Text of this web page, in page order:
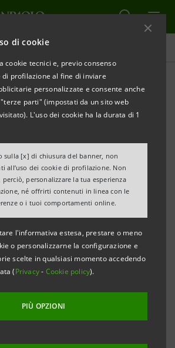
di cookie
cookie tecnici e, previo consenso
di profilazione al fine di inviare
personalizzate e consente anche
parti" (impostati da un sito web
L'uso dei cookie ha la durata di 1
sulla [x] di chiusura del banner, non
all’uso dei cookie di profilazione. Non
perciò, personalizzare la tua esperienza
né offrirti contenuti in linea con le
o i tuoi comportamenti online.
l'informativa estesa, prestare o meno
o personalizzarne la configurazione e
scelte in qualsiasi momento accedendo
(Privacy- Cookie policy).
PIÙ OPZIONI
RICONOSCIUTA TRA LE SOCIETÀ
AL MONDO
società più sostenibili nella
Corporate Knights
inoltre nella Climate Change A
Disclosure Project (CDP)
2019– Due importanti
l’impegno di Intesa
della sostenibilità. Oggi a Davos,
per il terzo anno
banca italiana tra le 100 società
al mondo nella classifica stilata